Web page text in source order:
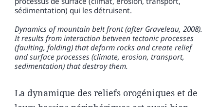
sédimentation) qui les détruisent.
Dynamics of mountain belt front (after Graveleau, 2008).
It results from interaction between tectonic processes
(faulting, folding) that deform rocks and create relief
and surface processes (climate, erosion, transport,
sedimentation) that destroy them.
La dynamique des reliefs orogéniques et de